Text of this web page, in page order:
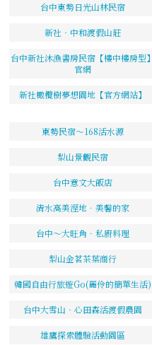
台中東勢日光山林民宿
新社‧中和渡假山莊
台中新社沐漁書房民宿【樓中樓房型】
官網
新社橄欖樹夢想園地【官方網站】
東勢民宿～168活水源
梨山景觀民宿
台中意文大飯店
清水高美溼地．美馨的家
台中～大旺角．私廚料理
梨山金茗茶葉商行
韓國自由行旅遊Go(麗伶的簡單生活)
台中大雪山‧心田森活渡假農園
雄鷹探索體驗活動園區